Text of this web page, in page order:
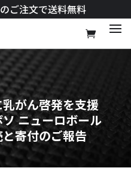
ご注文で送料無料​
がん啓発を支援
ニューロボール
寄付のご報告